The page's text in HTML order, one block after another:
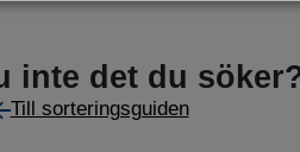
inte det du
Till sorteringsguiden